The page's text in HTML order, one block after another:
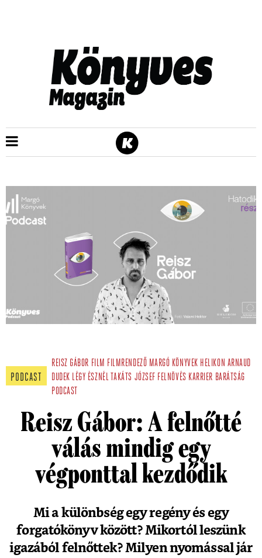
PODCAST
REISZ GÁBOR FILM FILMRENDEZŐ MARGÓ KÖNYVEK HELIKON ARNAUD
DUDEK LÉGY ÉSZNÉL TAKÁTS JÓZSEF FELNÖVÉS KARRIER BARÁTSÁG
PODCAST
Reisz Gábor: A felnőtté
válás mindig egy
végponttal kezdődik
Mi a különbség egy regény és egy
forgatókönyv között? Mikortól leszünk
igazából felnőttek? Milyen nyomással jár